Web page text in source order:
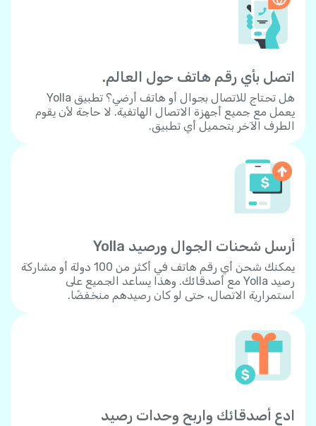
اتصل بأي رقم هاتف حول العالم.
هل تحتاج للاتصال بجوال أو هاتف أرضي؟ تطبيق Yolla
يعمل مع جميع أجهزة الاتصال الهاتفية. لا حاجة لأن يقوم
الطرف الآخر بتحميل أي تطبيق.
أرسل شحنات الجوال ورصيد Yolla
يمكنك شحن أي رقم هاتف في أكثر من 100 دولة أو مشاركة
رصيد Yolla مع أصدقائك. وهذا يساعد الجميع على
استمرارية الاتصال، حتى لو كان رصيدهم منخفضًا.
ادع أصدقائك واربح وحدات رصيد